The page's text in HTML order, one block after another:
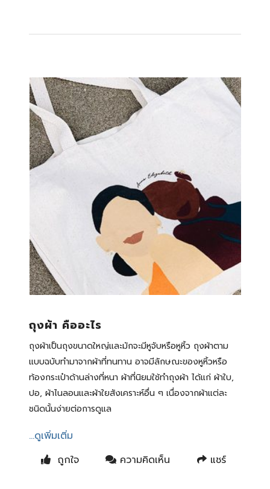
ถุงผ้า คืออะไร
ถุงผ้าเป็นถุงขนาดใหญ่และมักจะมีหูจับหรือหูหิ้ว ถุงผ้าตาม
แบบฉบับทำมาจากผ้าที่ทนทาน อาจมีลักษณะของหูหิ้วหรือ
ท้องกระเป๋าด้านล่างที่หนา ผ้าที่นิยมใช้ทำถุงผ้า ได้แก่ ผ้าใบ,
ปอ, ผ้าไนลอนและผ้าใยสังเคราะห์อื่น ๆ เนื่องจากผ้าแต่ละ
ชนิดนั้นง่ายต่อการดูแล
...ดูเพิ่มเติ่ม
ถูกใจ
ความคิดเห็น แชร์